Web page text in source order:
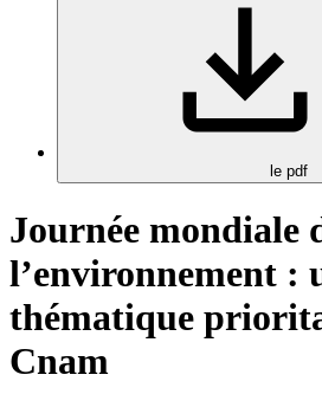
le pdf
Journée mondiale
l’environnement :
thématique
Cnam